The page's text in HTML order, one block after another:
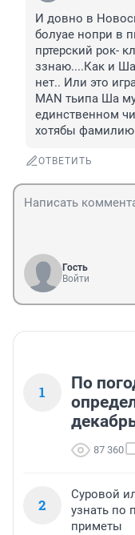
И довно в
болуае нопри в
пртерский рок-
ззнаю....Как и
нет.. Или это
MAN тьипа Ша
единственном
хотябы
ОТВЕТИТЬ
Гость
Войти
1
По
87 360
2
Суровой
узнать по
приметы